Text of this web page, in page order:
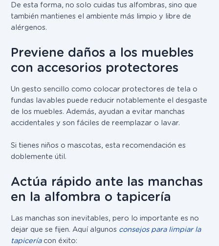
De esta forma, no solo cuidas tus alfombras, sino que
también mantienes el ambiente más limpio y libre de
alérgenos.
Previene daños a los muebles
con accesorios protectores
Un gesto sencillo como colocar protectores de tela o
fundas lavables puede reducir notablemente el desgaste
de los muebles. Además, ayudan a evitar manchas
accidentales y son fáciles de reemplazar o lavar.
Si tienes niños o mascotas, esta recomendación es
doblemente útil.
Actúa rápido ante las manchas
en la alfombra o tapicería
Las manchas son inevitables, pero lo importante es no
dejar que se fijen. Aquí algunos consejos para limpiar la
tapicería con éxito: